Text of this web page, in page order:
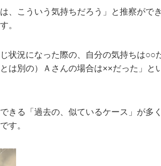
、こういう気持ちだろう」と推察がで
。
状況になった際の、自分の気持ちは○○
は別の）Ａさんの場合は××だった」と
きる「過去の、似ているケース」が多
す。